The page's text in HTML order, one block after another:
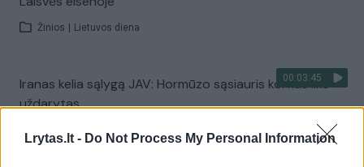
Lrytas.lt - Do Not Process My Personal Information
Žinios Lietuvos diena
00:03:45
Iranas kelia sąlygą JAV: Hormūzo sąsiauris kol kas liks
uždarytas